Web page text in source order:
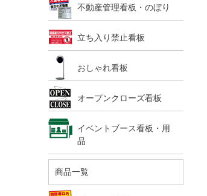
不動産管理看板・のぼり
立ち入り禁止看板
おしゃれ看板
オープンクローズ看板
イベントブース看板・用
品
商品一覧